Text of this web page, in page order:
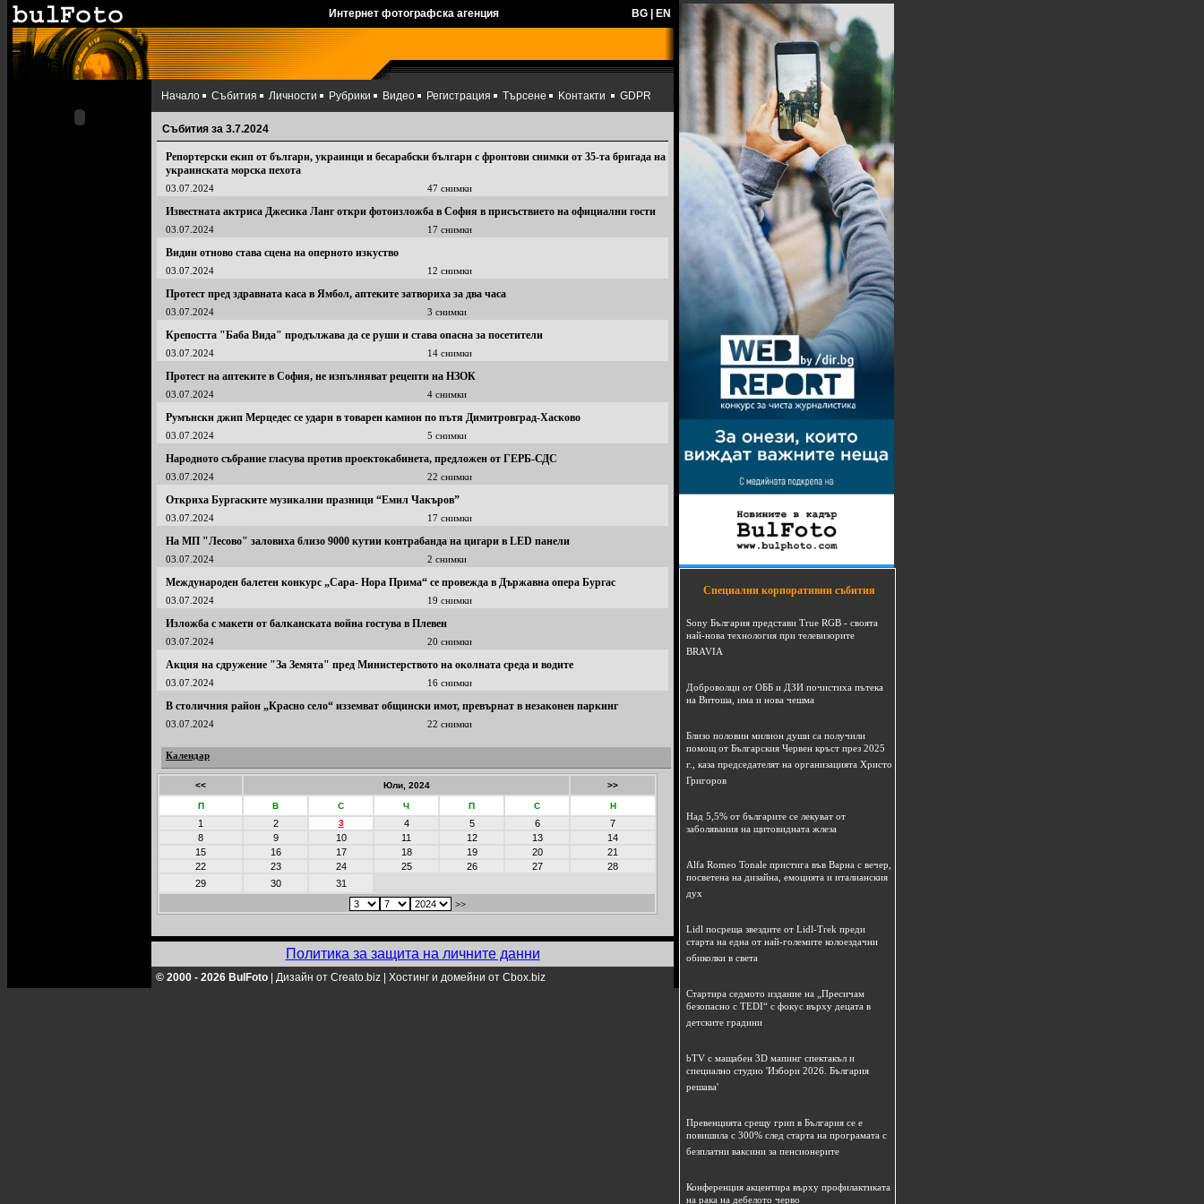
Интернет фотографска агенция BG EN
Начало Събития Личности Рубрики Видео Регистрация Търсене Kонтакти GDPR
Събития за 3.7.2024
Репортерски екип от българи, украинци и бесарабски българи с фронтови снимки от 35-та бригада на
украинската морска пехота
03.07.2024 47 снимки
Известната актриса Джесика Ланг откри фотоизложба в София в присъствието на официални гости
03.07.2024 17 снимки
Видин отново става сцена на оперното изкуство
03.07.2024 12 снимки
Протест пред здравната каса в Ямбол, аптеките затвориха за два часа
03.07.2024 3 снимки
Крепостта "Баба Вида" продължава да се руши и става опасна за посетители
03.07.2024 14 снимки
Протест на аптеките в София, не изпълняват рецепти на НЗОК
03.07.2024 4 снимки
Румънски джип Мерцедес се удари в товарен камион по пътя Димитровград-Хасково
03.07.2024 5 снимки
Народното събрание гласува против проектокабинета, предложен от ГЕРБ-СДС
03.07.2024 22 снимки
Откриха Бургаските музикални празници “Емил Чакъров”
03.07.2024 17 снимки
На МП "Лесово" заловиха близо 9000 кутии контрабанда на цигари в LED панели
03.07.2024 2 снимки
Международен балетен конкурс „Сара- Нора Прима“ се провежда в Държавна опера Бургас
03.07.2024 19 снимки
Изложба с макети от балканската война гостува в Плевен
03.07.2024 20 снимки
Акция на сдружение "За Земята" пред Министерството на околната среда и водите
03.07.2024 16 снимки
В столичния район „Красно село“ изземват общински имот, превърнат в незаконен паркинг
03.07.2024 22 снимки
Календар
<< Юли, 2024 >>
П В С Ч П С Н
1 2 3 4 5 6
7
8
9 10 11 12 13
14
15
16 17 18 19 20
21
22
23 24 25 26 27
28
29
30
31
>>
Политика за защита на личните данни
© 2000 - 2026 BulFoto Дизайн от Creato.biz Хостинг и домейни от Cbox.biz
Специални корпоративни събития
Sony България представи True RGB - своята
най-нова технология при телевизорите
BRAVIA
Доброволци от ОББ и ДЗИ почистиха пътека
на Витоша, има и нова чешма
Близо половин милион души са получили
помощ от Българския Червен кръст през 2025
г., каза председателят на организацията Христо
Григоров
Над 5,5% от българите се лекуват от
заболявания на щитовидната жлеза
Alfa Romeo Tonale пристига във Варна с вечер,
посветена на дизайна, емоцията и италианския
дух
Lidl посреща звездите от Lidl-Trek преди
старта на една от най-големите колоездачни
обиколки в света
Стартира седмото издание на „Пресичам
безопасно с TEDI“ с фокус върху децата в
детските градини
bTV с мащабен 3D мапинг спектакъл и
специално студио 'Избори 2026. България
решава'
Превенцията срещу грип в България се е
повишила с 300% след старта на програмата с
безплатни ваксини за пенсионерите
Конференция акцентира върху профилактиката